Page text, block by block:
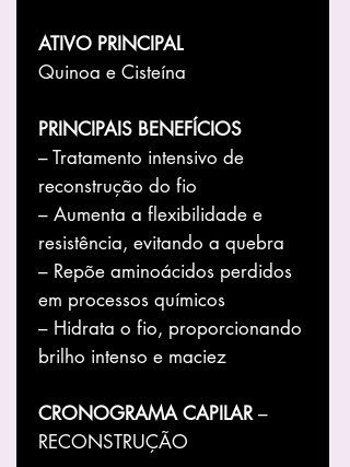
ATIVO PRINCIPAL
Quinoa e Cisteína
PRINCIPAIS BENEFÍCIOS
– Tratamento intensivo de
reconstrução do fio
– Aumenta a flexibilidade e
resistência, evitando a quebra
– Repõe aminoácidos perdidos
em processos químicos
– Hidrata o fio, proporcionando
brilho intenso e maciez
CRONOGRAMA CAPILAR–
RECONSTRUÇÃO